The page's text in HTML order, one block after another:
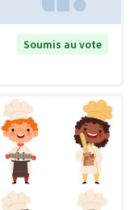
Soumis au vote